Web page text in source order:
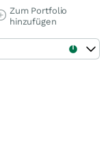
Zum Portfolio
hinzufügen